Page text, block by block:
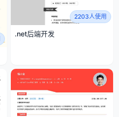
2203人使用
.net后端开发